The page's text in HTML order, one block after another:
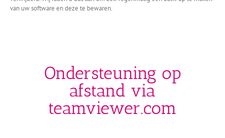
van uw software en deze te bewaren.
Ondersteuning op
afstand via
teamviewer.com